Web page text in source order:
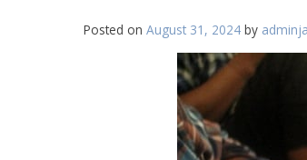
Posted on August 31, 2024 by